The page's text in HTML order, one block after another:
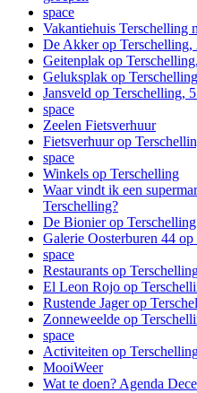
space
Vakantiehuis Terschelling
De Akker op Terschelling,
Geitenplak op
Geluksplak op
Jansveld op Terschelling,
space
Zeelen Fietsverhuur
Fietsverhuur op
space
Winkels op Terschelling
Waar vindt ik een
Terschelling?
De Bionier op Terschelling
Galerie Oosterburen 44
space
Restaurants op
El Leon Rojo op
Rustende Jager op
Zonneweelde op
space
Activiteiten op
MooiWeer
Wat te doen? Agenda